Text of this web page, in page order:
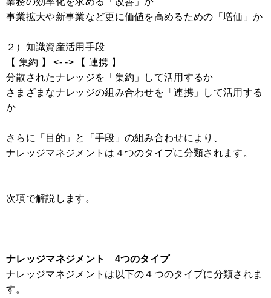
事業拡大や新事業など更に価値を高めるための「増価」か
２）知識資産活用手段
【 集約 】 <- -> 【 連携 】
分散されたナレッジを「集約」して活用するか
さまざまなナレッジの組み合わせを「連携」して活用する
か
さらに「目的」と「手段」の組み合わせにより、
ナレッジマネジメントは４つのタイプに分類されます。
次項で解説します。
ナレッジマネジメント 4つのタイプ
ナレッジマネジメントは以下の４つのタイプに分類されま
す。